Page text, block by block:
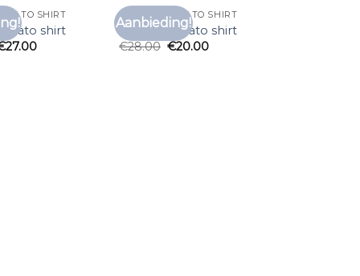
Toevoegen
aan
SHIRT
shirt
27.00
Aanbieding!
Toevoegen
aan
ANTONY MORATO SHIRT
antony morato shirt
€28.00 €20.00